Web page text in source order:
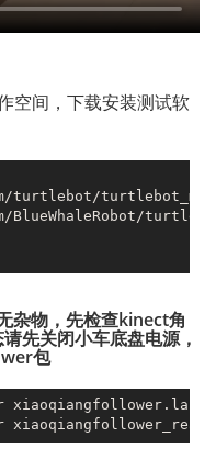
空间，下载安装测试软
turtlebot/
杂物，先检查kinect角
先关闭小车底盘电源，
包